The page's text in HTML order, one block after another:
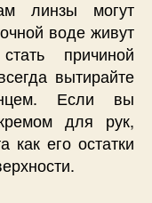
линзы могут
воде живут
причиной
вытирайте
Если вы
для рук,
как его остатки